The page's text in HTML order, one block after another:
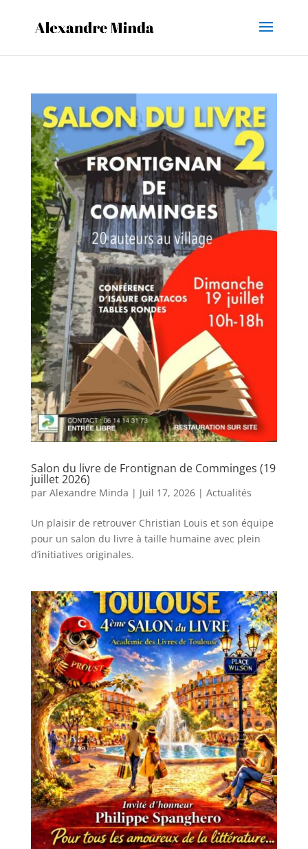
Salon du livre de Frontignan de Comminges (19
juillet 2026)
par Alexandre Minda | Juil 17, 2026| Actualités
Un plaisir de retrouver Christian Louis et son équipe
pour un salon du livre à taille humaine avec plein
d’initiatives originales.